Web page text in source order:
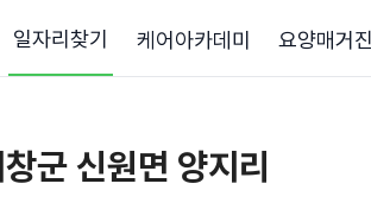
일자리찾기 케어아카데미 요양매거진
군 신원면 양지리